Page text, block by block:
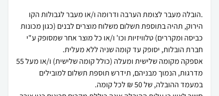
.הובלה מעבר לצומת הערבה ודרומה ו/או מעבר לגבולות הקו
הירוק, תהיה בתוספת תשלום משלוח מוצרים לבנים (כגון מכונות
כביסה ומקררים) טלוויזיות וכו' ו/או כל מוצר אחר שמסופק ע"י
אספקה מקומה שלישית ומעלה (כולל קומה שלישית) ו/או מעל 55
מדרגות, הנמוך מבניהם, תידרש תוספת תשלום למובילים